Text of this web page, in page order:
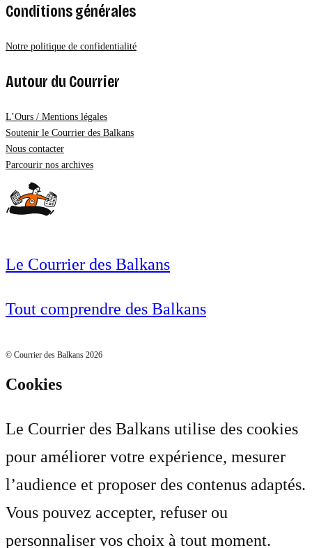
Conditions générales
Notre politique de confidentialité
Autour du Courrier
L’Ours / Mentions légales
Soutenir le Courrier des Balkans
Nous contacter
Parcourir nos archives
Le Courrier des Balkans
Tout comprendre des Balkans
© Courrier des Balkans 2026
Cookies
Le Courrier des Balkans utilise des cookies
pour améliorer votre expérience, mesurer
l’audience et proposer des contenus adaptés.
Vous pouvez accepter, refuser ou
personnaliser vos choix à tout moment.